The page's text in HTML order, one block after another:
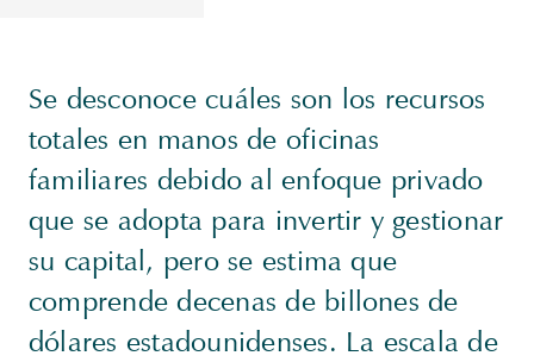
Se desconoce cuáles son los recursos
totales en manos de oficinas
familiares debido al enfoque privado
que se adopta para invertir y gestionar
su capital, pero se estima que
comprende decenas de billones de
dólares estadounidenses. La escala de